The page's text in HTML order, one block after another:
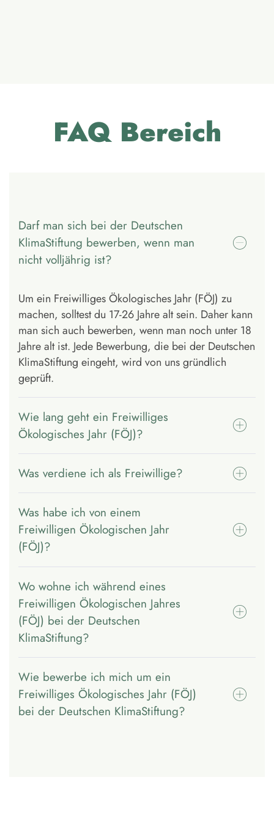
FAQ Bereich
Darf man sich bei der Deutschen
KlimaStiftung bewerben, wenn man
nicht volljährig ist?
Um ein Freiwilliges Ökologisches Jahr (FÖJ) zu
machen, solltest du 17-26 Jahre alt sein. Daher kann
man sich auch bewerben, wenn man noch unter 18
Jahre alt ist. Jede Bewerbung, die bei der Deutschen
KlimaStiftung eingeht, wird von uns gründlich
geprüft.
Wie lang geht ein Freiwilliges
Ökologisches Jahr (FÖJ)?
Was verdiene ich als Freiwillige?
Was habe ich von einem
Freiwilligen Ökologischen Jahr
(FÖJ)?
Wo wohne ich während eines
Freiwilligen Ökologischen Jahres
(FÖJ) bei der Deutschen
KlimaStiftung?
Wie bewerbe ich mich um ein
Freiwilliges Ökologisches Jahr (FÖJ)
bei der Deutschen KlimaStiftung?